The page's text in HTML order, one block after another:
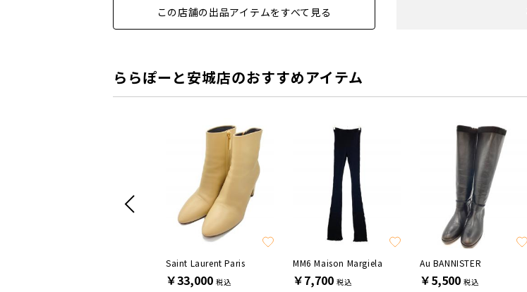
この店舗の出品アイテムをすべて見る
ららぽーと安城店のおすすめアイテム
Saint Laurent Paris
￥33,000 税込
MM6 Maison Margiela
￥7,700 税込
Au BANNISTER
￥5,500 税込